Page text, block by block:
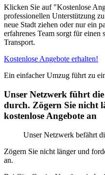
Klicken Sie auf "Kostenlose
professionellen Unterstützung
neue Stadt ziehen oder nur ein
erfahrenes Team sorgt für einen
Transport.
Kostenlose Angebote erhalten!
Ein einfacher Umzug führt zu
Unser Netzwerk führt
durch. Zögern Sie nicht
kostenlose Angebote an
Unser Netzwerk befährt
Zögern Sie nicht länger und
an.